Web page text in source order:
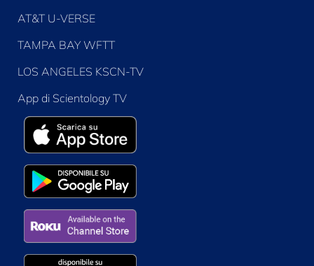
AT&T U-VERSE
TAMPA BAY WFTT
LOS ANGELES KSCN-TV
App di Scientology TV